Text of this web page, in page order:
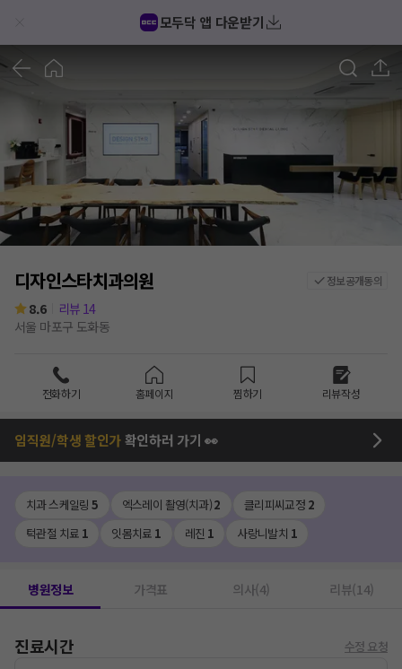
모두닥 앱 다운받기
1/4
디자인스타치과의원 정보공개동의
8.6 리뷰 14
서울 마포구 도화동
전화하기 홈페이지 찜하기 리뷰작성
임직원/학생 할인가확인하러 가기 👀
치과 스케일링 5 엑스레이 촬영(치과)2 클리피씨교정 2
턱관절 치료 1 잇몸치료 1 레진 1 사랑니발치 1
병원정보 가격표 의사(4) 리뷰(14)
진료시간 수정 요청